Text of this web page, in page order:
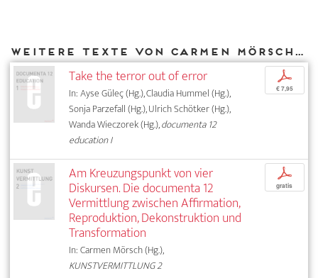
Weitere Texte von Carmen Mörsch bei DIAPHANES
Take the terror out of error
In: Ayse Güleç (Hg.), Claudia Hummel (Hg.),
Sonja Parzefall (Hg.), Ulrich Schötker (Hg.),
Wanda Wieczorek (Hg.),documenta 12
education I
p
€ 7,95
Am Kreuzungspunkt von vier
Diskursen. Die documenta 12
Vermittlung zwischen Affirmation,
Reproduktion, Dekonstruktion und
Transformation
In: Carmen Mörsch (Hg.),
KUNSTVERMITTLUNG 2
p
gratis